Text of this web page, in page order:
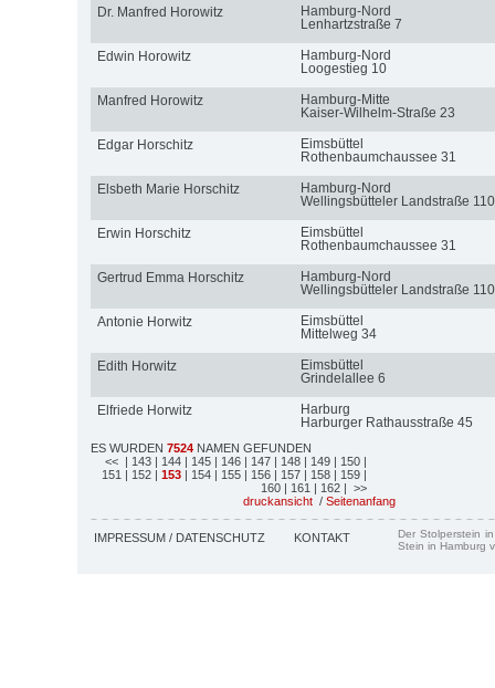
Dr. Manfred Horowitz
Hamburg-Nord
Lenhartzstraße 7
Edwin Horowitz
Hamburg-Nord
Loogestieg 10
Manfred Horowitz
Hamburg-Mitte
Kaiser-Wilhelm-Straße 23
Edgar Horschitz
Eimsbüttel
Rothenbaumchaussee 31
Elsbeth Marie Horschitz
Hamburg-Nord
Wellingsbütteler Landstraße 110
Erwin Horschitz
Eimsbüttel
Rothenbaumchaussee 31
Gertrud Emma Horschitz
Hamburg-Nord
Wellingsbütteler Landstraße 110
Antonie Horwitz
Eimsbüttel
Mittelweg 34
Edith Horwitz
Eimsbüttel
Grindelallee 6
Elfriede Horwitz
Harburg
Harburger Rathausstraße 45
ES WURDEN 7524 NAMEN GEFUNDEN
<< | 143 | 144 | 145 | 146 | 147 | 148 | 149 | 150 |
151 | 152 | 153 | 154 | 155 | 156 | 157 | 158 | 159 |
160 | 161 | 162 | >>
druckansicht / Seitenanfang
IMPRESSUM / DATENSCHUTZ KONTAKT
Der Stolperstein
Stein in Hamburg